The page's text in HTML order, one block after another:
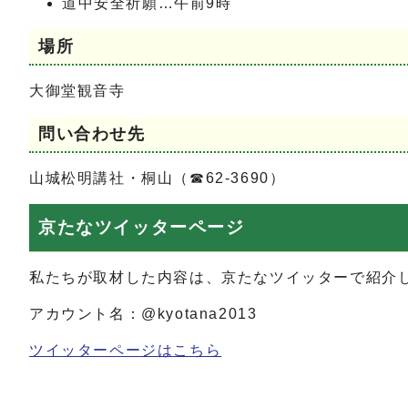
場所
大御堂観音寺
問い合わせ先
山城松明講社・桐山（☎62-3690）
京たなツイッターページ
私たちが取材した内容は、京たなツイッターで紹介
アカウント名：@kyotana2013
ツイッターページはこちら